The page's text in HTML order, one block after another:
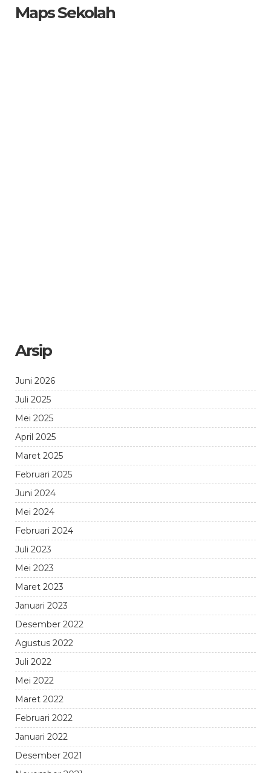
Maps Sekolah
Arsip
Juni 2026
Juli 2025
Mei 2025
April 2025
Maret 2025
Februari 2025
Juni 2024
Mei 2024
Februari 2024
Juli 2023
Mei 2023
Maret 2023
Januari 2023
Desember 2022
Agustus 2022
Juli 2022
Mei 2022
Maret 2022
Februari 2022
Januari 2022
Desember 2021